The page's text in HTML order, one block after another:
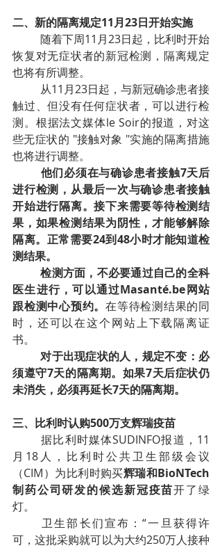
二、新的隔离规定11月23日开始实施
随着下周11月23日起，比利时开始
恢复对无症状者的新冠检测，隔离规定
也将有所调整。
从11月23日起，与新冠确诊患者接
触过、但没有任何症状者，可以进行检
测。根据法文媒体le Soir的报道，对这
些无症状的 "接触对象 "实施的隔离措施
也将进行调整。
他们必须在与确诊患者接触7天后
进行检测，从最后一次与确诊患者接触
开始进行隔离。接下来需要等待检测结
果，如果检测结果为阴性，才能够解除
隔离。正常需要24到48小时才能知道检
测结果。
检测方面，不必要通过自己的全科
医生进行，可以通过Masanté.be网站
跟检测中心预约。 在等待检测结果的同
时，还可以在这个网站上下载隔离证
书。
对于出现症状的人，规定不变：必
须遵守7天的隔离期。如果7天后症状仍
未消失，必须再延长7天的隔离期。
三、比利时认购500万支辉瑞疫苗
据比利时媒体SUDINFO报道，11
月18人，比利时公共卫生部级会议
（CIM）为比利时购买辉瑞和BioNTech
制药公司研发的候选新冠疫苗开了绿
灯。
卫生部长们宣布：“一旦获得许
可，这批采购就可以为大约250万人接种